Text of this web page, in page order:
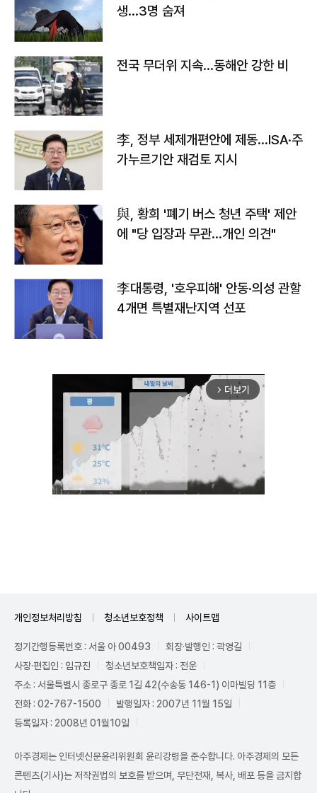
생…3명 숨져
전국 무더위 지속…동해안 강한 비
李, 정부 세제개편안에 제동…ISA·주
가누르기안 재검토 지시
與, 황희 '폐기 버스 청년 주택' 제안
에 "당 입장과 무관…개인 의견"
李대통령, '호우피해' 안동·의성 관할
4개면 특별재난지역 선포
arrow_forward_ios 더보기
개인정보처리방침 청소년보호정책 사이트맵
정기간행등록번호 : 서울 아 00493
회장·발행인 : 곽영길
사장·편집인 : 임규진
청소년보호책임자 : 전운
주소 : 서울특별시 종로구 종로 1길 42(수송동 146-1) 이마빌딩 11층
전화 : 02-767-1500
발행일자 : 2007년 11월 15일
등록일자 : 2008년 01월10일
아주경제는 인터넷신문윤리위원회 윤리강령을 준수합니다. 아주경제의 모든
콘텐츠(기사)는 저작권법의 보호를 받으며, 무단전재, 복사, 배포 등을 금지합